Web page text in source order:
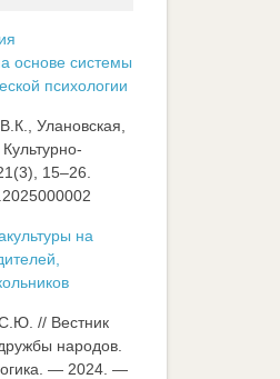
основе системы
психологии
Улановская,
15–26.
на
// Вестник
народов.
— 2024. —